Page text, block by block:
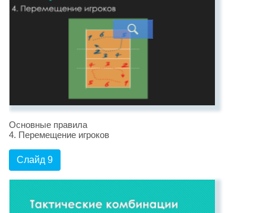
Основные правила
4. Перемещение игроков
Слайд 9